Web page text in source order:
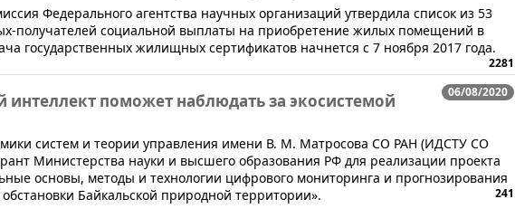
Федерального агентства научных организаций утвердила список из 53
получателей социальной выплаты на приобретение жилых помещений в
государственных жилищных сертификатов начнется с 7 ноября 2017 года.
2281
06/08/2020
интеллект поможет наблюдать за экосистемой
систем и теории управления имени В. М. Матросова СО РАН (ИДСТУ СО
Министерства науки и высшего образования РФ для реализации проекта
основы, методы и технологии цифрового мониторинга и прогнозирования
обстановки Байкальской природной территории».
241